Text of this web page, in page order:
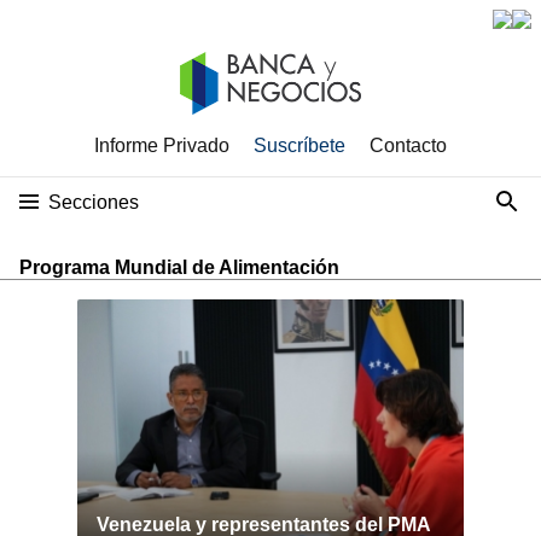
Informe Privado Suscríbete Contacto
Secciones
Programa Mundial de Alimentación
Venezuela y representantes del PMA